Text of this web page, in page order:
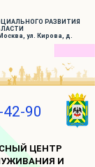
РАЗВИТИЯ
ул. Кирова, д.
90
ЦЕНТР
И